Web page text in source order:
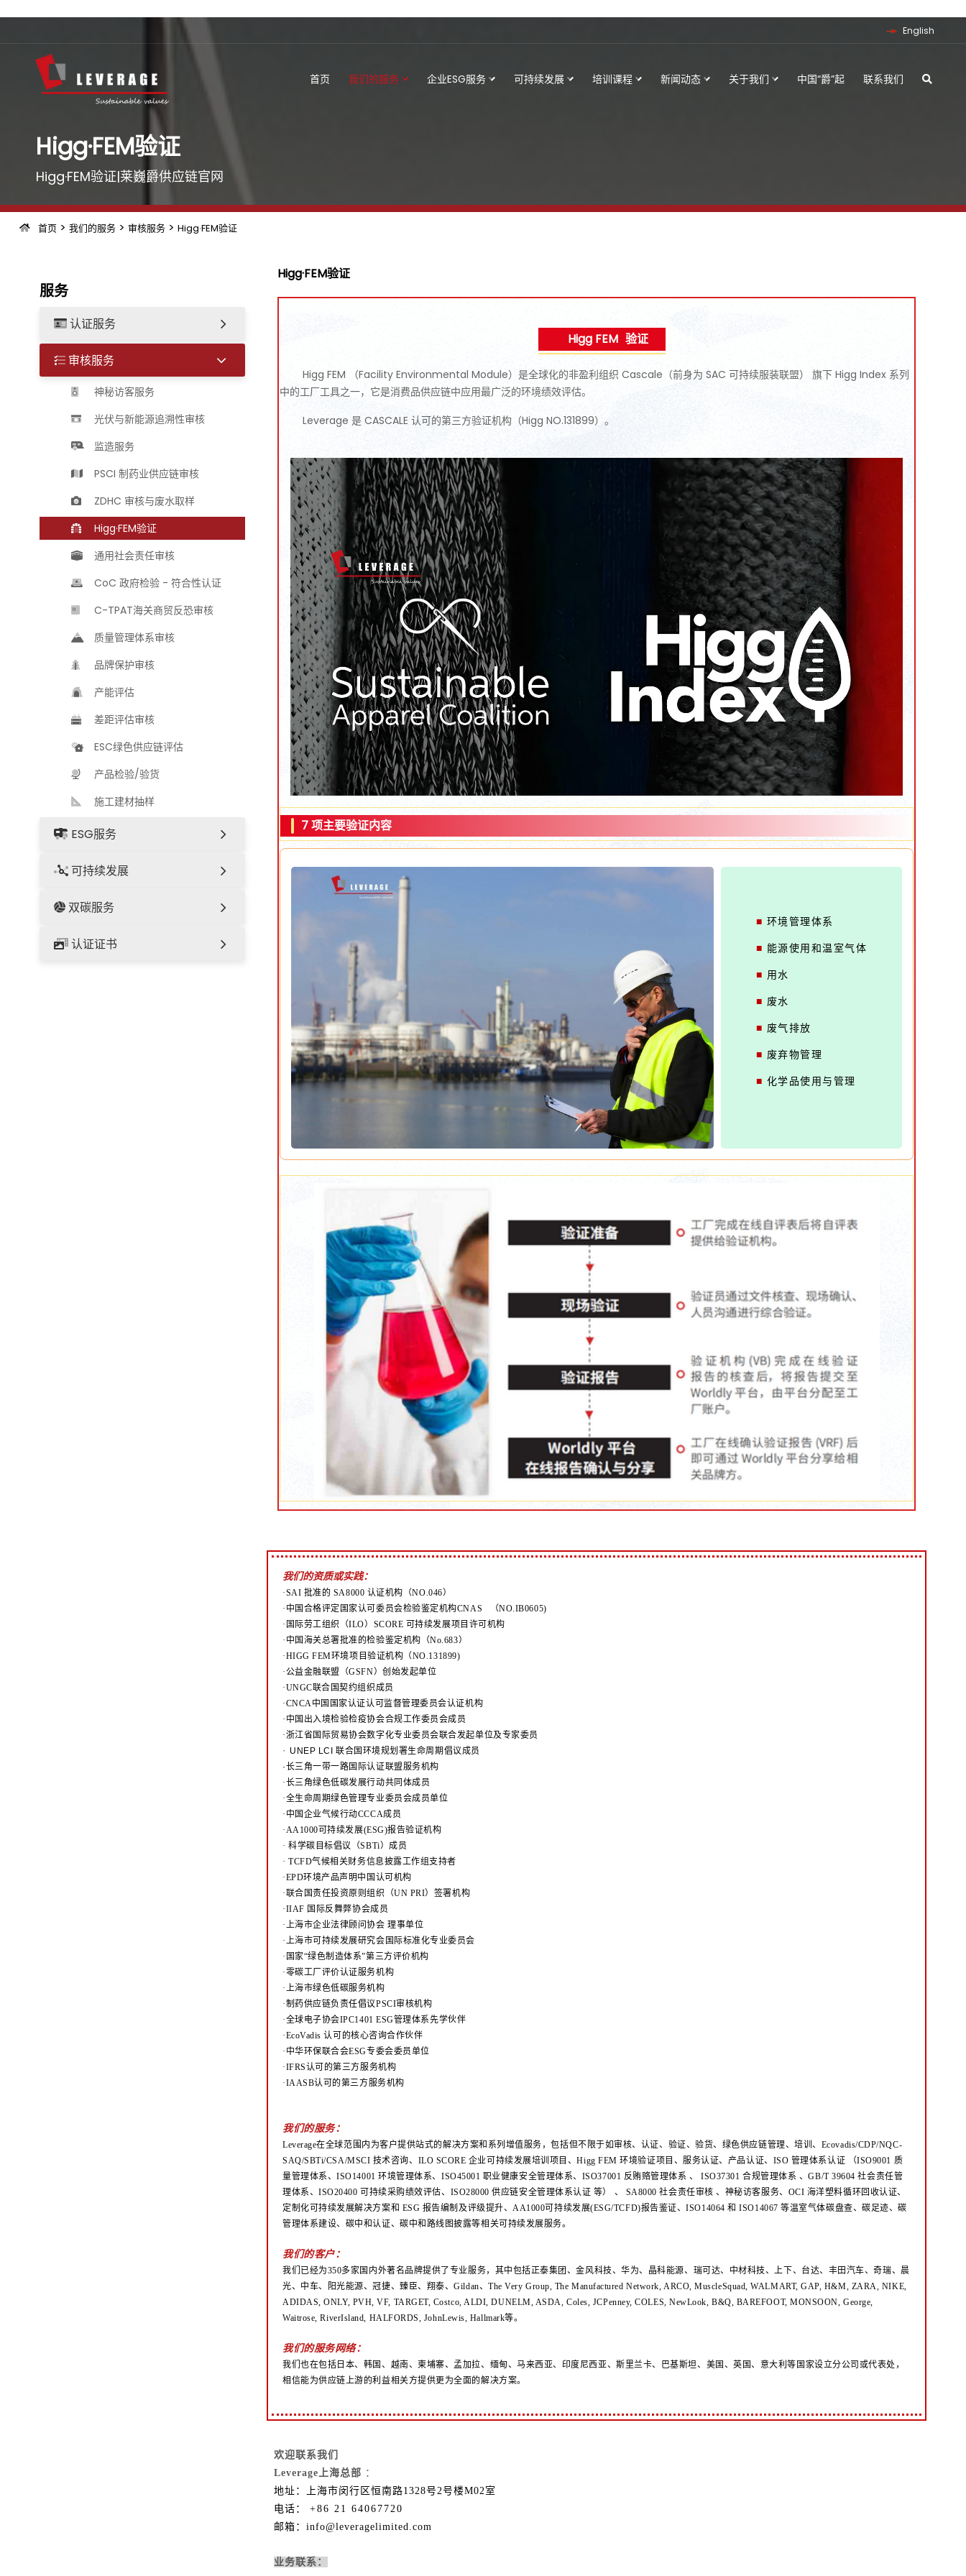
English
首页 我们的服务 企业ESG服务 可持续发展 培训课程 新闻动态 关于我们 中国“爵”起 联系我们
Higg·FEM验证
Higg·FEM验证|莱巍爵供应链官网
首页> 我们的服务> 审核服务> Higg·FEM验证
服务
认证服务
审核服务
神秘访客服务
光伏与新能源追溯性审核
监造服务
PSCI 制药业供应链审核
ZDHC 审核与废水取样
Higg·FEM验证
通用社会责任审核
CoC 政府检验 - 符合性认证
C-TPAT海关商贸反恐审核
质量管理体系审核
品牌保护审核
产能评估
差距评估审核
ESC绿色供应链评估
产品检验/验货
施工建材抽样
ESG服务
可持续发展
双碳服务
认证证书
Higg·FEM验证
Higg FEM 验证
Higg FEM （Facility Environmental Module）是全球化的非盈利组织 Cascale（前身为 SAC 可持续服装联盟） 旗下 Higg Index 系列
中的工厂工具之一，它是消费品供应链中应用最广泛的环境绩效评估。
Leverage 是 CASCALE 认可的第三方验证机构（Higg NO.131899）。
7 项主要验证内容
■ 环境管理体系
■ 能源使用和温室气体
■ 用水
■ 废水
■ 废气排放
■ 废弃物管理
■ 化学品使用与管理
我们的资质或实践：
·SAI 批准的 SA8000 认证机构（NO.046）
·中国合格评定国家认可委员会检验鉴定机构CNAS （NO.IB0605)
·国际劳工组织（ILO）SCORE 可持续发展项目许可机构
·中国海关总署批准的检验鉴定机构（No.683）
·HIGG FEM环境项目验证机构（NO.131899)
·公益金融联盟（GSFN）创始发起单位
·UNGC联合国契约组织成员
·CNCA中国国家认证认可监督管理委员会认证机构
·中国出入境检验检疫协会合规工作委员会成员
·浙江省国际贸易协会数字化专业委员会联合发起单位及专家委员
· UNEP LCI 联合国环境规划署生命周期倡议成员
·长三角一带一路国际认证联盟服务机构
·长三角绿色低碳发展行动共同体成员
·全生命周期绿色管理专业委员会成员单位
·中国企业气候行动CCCA成员
·AA1000可持续发展(ESG)报告验证机构
·科学碳目标倡议（SBTi）成员
·TCFD气候相关财务信息披露工作组支持者
·EPD环境产品声明中国认可机构
·联合国责任投资原则组织（UN PRI）签署机构
·IIAF 国际反舞弊协会成员
·上海市企业法律顾问协会 理事单位
·上海市可持续发展研究会国际标准化专业委员会
·国家“绿色制造体系”第三方评价机构
·零碳工厂评价认证服务机构
·上海市绿色低碳服务机构
·制药供应链负责任倡议PSCI审核机构
·全球电子协会IPC1401 ESG管理体系先学伙伴
·EcoVadis 认可的核心咨询合作伙伴
·中华环保联合会ESG专委会委员单位
·IFRS认可的第三方服务机构
·IAASB认可的第三方服务机构
我们的服务：
Leverage在全球范围内为客户提供站式的解决方案和系列增值服务，包括但不限于如审核、认证、验证、验货、绿色供应链管理、培训、Ecovadis/CDP/NQC-
SAQ/SBTi/CSA/MSCI 技术咨询、ILO SCORE 企业可持续发展培训项目、Higg FEM 环境验证项目、服务认证、产品认证、ISO 管理体系认证
（ISO9001 质
量管理体系、ISO14001 环境管理体系、ISO45001 职业健康安全管理体系、ISO37001 反贿赂管理体系、ISO37301 合规管理体系 、GB/T 39604 社会责任管
理体系、ISO20400 可持续采购绩效评估、ISO28000 供应链安全管理体系认证 等） 、 SA8000 社会责任审核、神秘访客服务、OCI 海洋塑料循环回收认证、
定制化可持续发展解决方案和 ESG 报告编制及评级提升、AA1000可持续发展(ESG/TCFD)报告鉴证、ISO14064 和 ISO14067 等温室气体碳盘查、碳足迹、碳
管理体系建设、碳中和认证、碳中和路线图披露等相关可持续发展服务。
我们的客户：
我们已经为350多家国内外著名品牌提供了专业服务，其中包括正泰集团、金风科技、华为、晶科能源、瑞可达、中材科技、上下、台达、丰田汽车、奇瑞、晨
光、中车、阳光能源、冠捷、臻臣、翔泰、Gildan、The Very Group, The Manufactured Network, ARCO, MuscleSquad, WALMART, GAP, H&M, ZARA, NIKE,
ADIDAS, ONLY, PVH, VF, TARGET, Costco, ALDI, DUNELM, ASDA, Coles, JCPenney, COLES, NewLook, B&Q, BAREFOOT, MONSOON, George,
Waitrose, RiverIsland, HALFORDS, JohnLewis, Hallmark等。
我们的服务网络：
我们也在包括日本、韩国、越南、柬埔寨、孟加拉、缅甸、马来西亚、印度尼西亚、斯里兰卡、巴基斯坦、美国、英国、意大利等国家设立分公司或代表处，
相信能为供应链上游的利益相关方提供更为全面的解决方案。
欢迎联系我们
Leverage上海总部 ：
地址：上海市闵行区恒南路1328号2号楼M02室
电话： +86 21 64067720
邮箱：info@leveragelimited.com
业务联系：